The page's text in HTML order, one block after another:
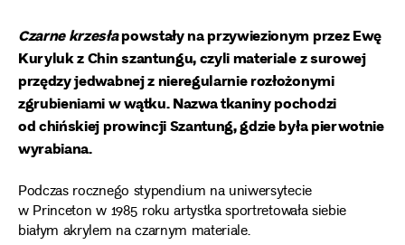
Czarne krzesłapowstały na przywiezionym przez Ewę
Kuryluk z Chin szantungu, czyli materiale z surowej
przędzy jedwabnej z nieregularnie rozłożonymi
zgrubieniami w wątku. Nazwa tkaniny pochodzi
od chińskiej prowincji Szantung, gdzie była pierwotnie
wyrabiana.
Podczas rocznego stypendium na uniwersytecie
w Princeton w 1985 roku artystka sportretowała siebie
białym akrylem na czarnym materiale.